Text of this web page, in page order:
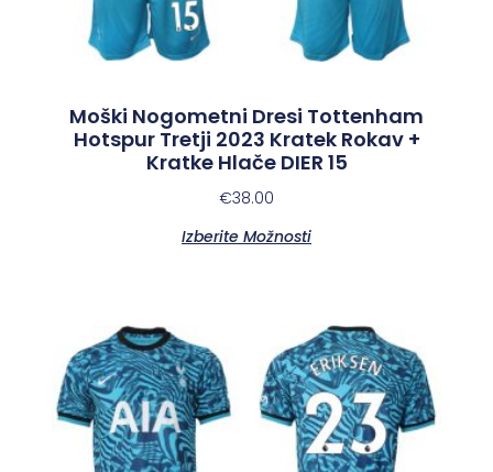
Moški Nogometni Dresi Tottenham
Hotspur Tretji 2023 Kratek Rokav +
Kratke Hlače DIER 15
€38.00
Izberite Možnosti